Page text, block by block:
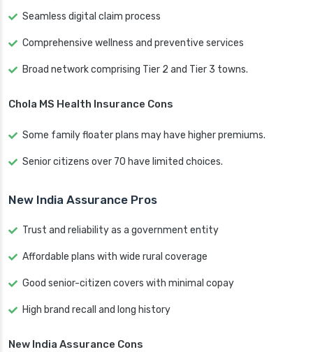
Seamless digital claim process
Comprehensive wellness and preventive services
Broad network comprising Tier 2 and Tier 3 towns.
Chola MS Health Insurance Cons
Some family floater plans may have higher premiums.
Senior citizens over 70 have limited choices.
New India Assurance Pros
Trust and reliability as a government entity
Affordable plans with wide rural coverage
Good senior-citizen covers with minimal copay
High brand recall and long history
New India Assurance Cons